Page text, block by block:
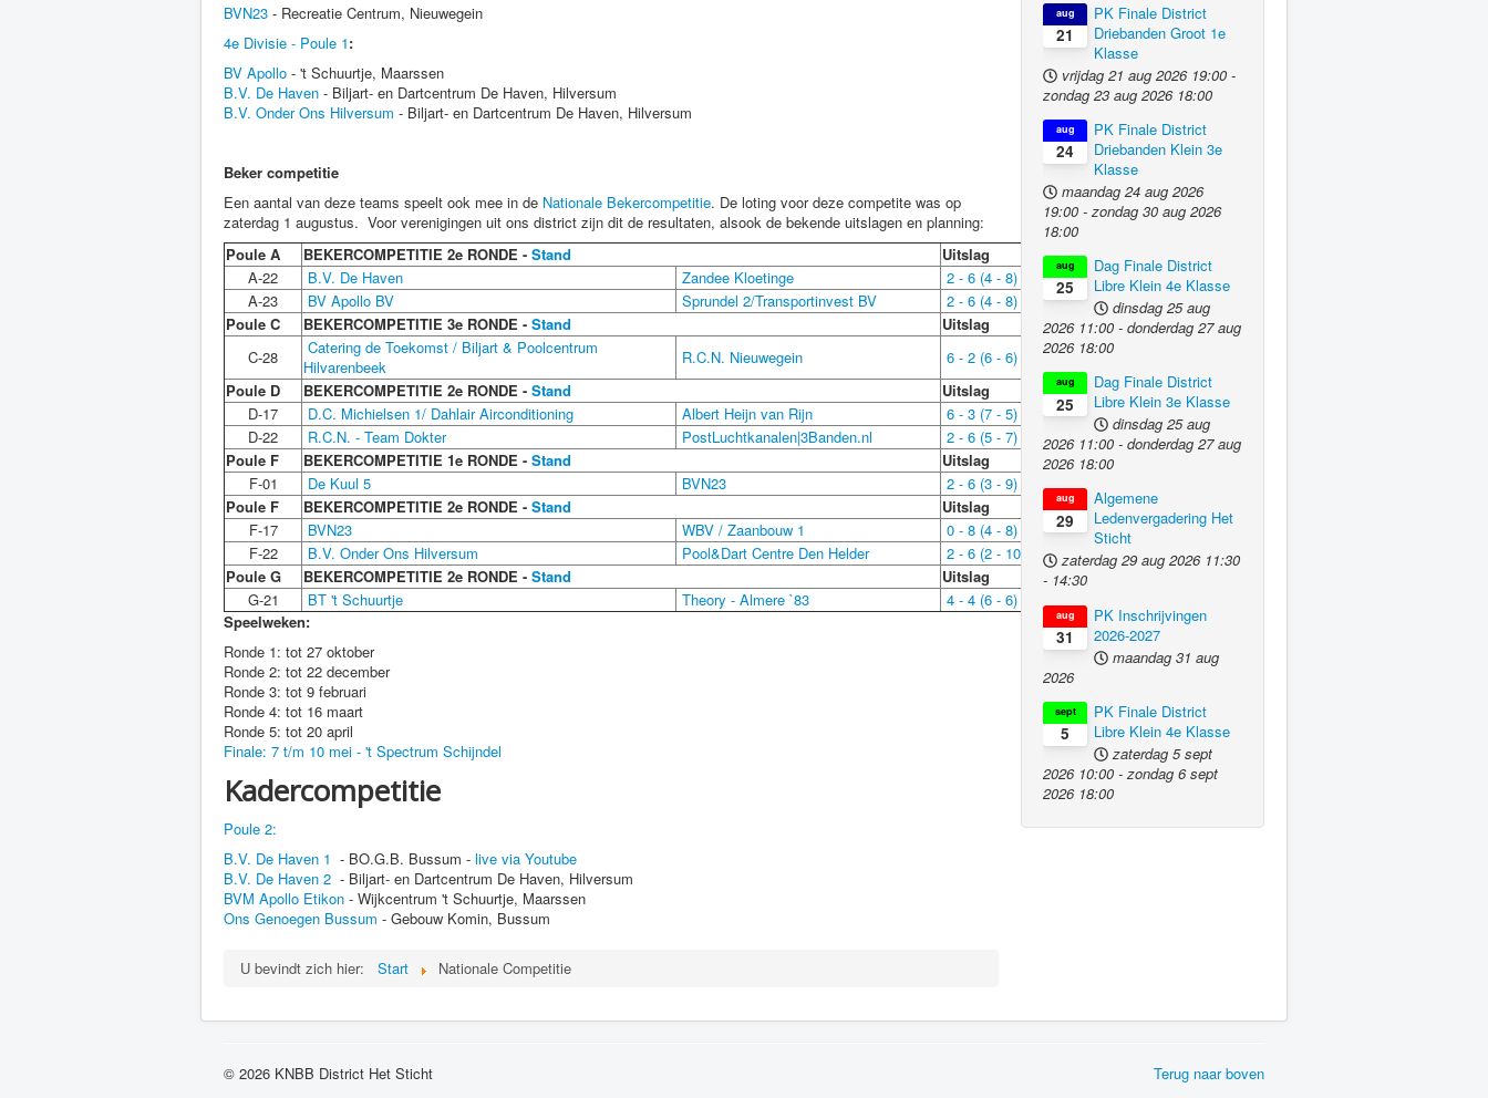
BVN23 - Recreatie Centrum, Nieuwegein
4e Divisie - Poule 1:
BV Apollo - 't Schuurtje, Maarssen
B.V. De Haven - Biljart- en Dartcentrum De Haven, Hilversum
B.V. Onder Ons Hilversum - Biljart- en Dartcentrum De Haven, Hilversum
Beker competitie
Een aantal van deze teams speelt ook mee in de Nationale Bekercompetitie. De loting voor deze competite was op
zaterdag 1 augustus. Voor verenigingen uit ons district zijn dit de resultaten, alsook de bekende uitslagen en planning:
Poule A
BEKERCOMPETITIE 2e RONDE - Stand
Uitslag
A-22
B.V. De Haven Zandee Kloetinge
2 - 6 (4 - 8)
A-23
BV Apollo BV Sprundel 2/Transportinvest BV
2 - 6 (4 - 8)
Poule C
BEKERCOMPETITIE 3e RONDE - Stand
Uitslag
C-28
Catering de Toekomst / Biljart & Poolcentrum
Hilvarenbeek
R.C.N. Nieuwegein
6 - 2 (6 - 6)
Poule D
BEKERCOMPETITIE 2e RONDE - Stand
Uitslag
D-17
D.C. Michielsen 1/ Dahlair Airconditioning Albert Heijn van Rijn
6 - 3 (7 - 5)
D-22
R.C.N. - Team Dokter PostLuchtkanalen|3Banden.nl
2 - 6 (5 - 7)
Poule F
BEKERCOMPETITIE 1e RONDE - Stand
Uitslag
F-01
De Kuul 5 BVN23
2 - 6 (3 - 9)
Poule F
BEKERCOMPETITIE 2e RONDE - Stand
Uitslag
F-17
BVN23 WBV / Zaanbouw 1
0 - 8 (4 - 8)
F-22
B.V. Onder Ons Hilversum Pool&Dart Centre Den Helder
2 - 6 (2 - 10)
Poule G
BEKERCOMPETITIE 2e RONDE - Stand
Uitslag
G-21
BT 't Schuurtje Theory - Almere `83
4 - 4 (6 - 6)
Speelweken:
Ronde 1: tot 27 oktober
Ronde 2: tot 22 december
Ronde 3: tot 9 februari
Ronde 4: tot 16 maart
Ronde 5: tot 20 april
Finale: 7 t/m 10 mei - 't Spectrum Schijndel
Kadercompetitie
Poule 2:
B.V. De Haven 1 - BO.G.B. Bussum - live via Youtube
B.V. De Haven 2 - Biljart- en Dartcentrum De Haven, Hilversum
BVM Apollo Etikon - Wijkcentrum 't Schuurtje, Maarssen
Ons Genoegen Bussum - Gebouw Komin, Bussum
U bevindt zich hier: Start Nationale Competitie
21
aug
PK Finale District
Driebanden Groot 1e
Klasse
vrijdag 21 aug 2026 19:00 -
zondag 23 aug 2026 18:00
24
aug
PK Finale District
Driebanden Klein 3e
Klasse
maandag 24 aug 2026
19:00 - zondag 30 aug 2026
18:00
25
aug
Dag Finale District
Libre Klein 4e Klasse
dinsdag 25 aug
2026 11:00 - donderdag 27 aug
2026 18:00
25
aug
Dag Finale District
Libre Klein 3e Klasse
dinsdag 25 aug
2026 11:00 - donderdag 27 aug
2026 18:00
29
aug
Algemene
Ledenvergadering Het
Sticht
zaterdag 29 aug 2026 11:30
- 14:30
31
aug
PK Inschrijvingen
2026-2027
maandag 31 aug
2026
5
sept
PK Finale District
Libre Klein 4e Klasse
zaterdag 5 sept
2026 10:00 - zondag 6 sept
2026 18:00
Terug naar boven
© 2026 KNBB District Het Sticht